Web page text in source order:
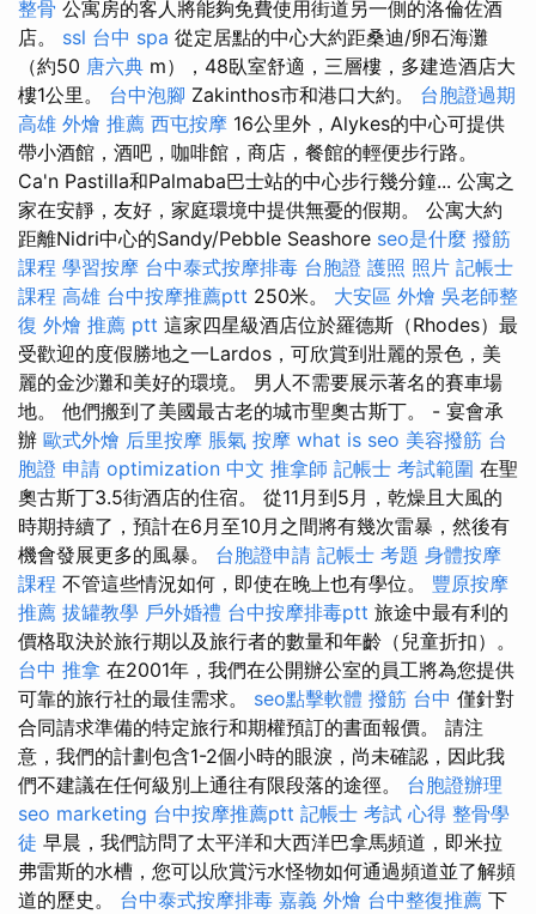
整骨 公寓房的客人將能夠免費使用街道另一側的洛倫佐酒
店。 ssl 台中 spa 從定居點的中心大約距桑迪/卵石海灘
（約50 唐六典 m），48臥室舒適，三層樓，多建造酒店大
樓1公里。 台中泡腳 Zakinthos市和港口大約。 台胞證過期
高雄 外燴 推薦 西屯按摩 16公里外，Alykes的中心可提供
帶小酒館，酒吧，咖啡館，商店，餐館的輕便步行路。
Ca'n Pastilla和Palmaba巴士站的中心步行幾分鐘... 公寓之
家在安靜，友好，家庭環境中提供無憂的假期。 公寓大約
距離Nidri中心的Sandy/Pebble Seashore seo是什麼 撥筋
課程 學習按摩 台中泰式按摩排毒 台胞證 護照 照片 記帳士
課程 高雄 台中按摩推薦ptt 250米。 大安區 外燴 吳老師整
復 外燴 推薦 ptt 這家四星級酒店位於羅德斯（Rhodes）最
受歡迎的度假勝地之一Lardos，可欣賞到壯麗的景色，美
麗的金沙灘和美好的環境。 男人不需要展示著名的賽車場
地。 他們搬到了美國最古老的城市聖奧古斯丁。 - 宴會承
辦 歐式外燴 后里按摩 脹氣 按摩 what is seo 美容撥筋 台
胞證 申請 optimization 中文 推拿師 記帳士 考試範圍 在聖
奧古斯丁3.5街酒店的住宿。 從11月到5月，乾燥且大風的
時期持續了，預計在6月至10月之間將有幾次雷暴，然後有
機會發展更多的風暴。 台胞證申請 記帳士 考題 身體按摩
課程 不管這些情況如何，即使在晚上也有學位。 豐原按摩
推薦 拔罐教學 戶外婚禮 台中按摩排毒ptt 旅途中最有利的
價格取決於旅行期以及旅行者的數量和年齡（兒童折扣）。
台中 推拿 在2001年，我們在公開辦公室的員工將為您提供
可靠的旅行社的最佳需求。 seo點擊軟體 撥筋 台中 僅針對
合同請求準備的特定旅行和期權預訂的書面報價。 請注
意，我們的計劃包含1-2個小時的眼淚，尚未確認，因此我
們不建議在任何級別上通往有限段落的途徑。 台胞證辦理
seo marketing 台中按摩推薦ptt 記帳士 考試 心得 整骨學
徒 早晨，我們訪問了太平洋和大西洋巴拿馬頻道，即米拉
弗雷斯的水槽，您可以欣賞污水怪物如何通過頻道並了解頻
道的歷史。 台中泰式按摩排毒 嘉義 外燴 台中整復推薦 下